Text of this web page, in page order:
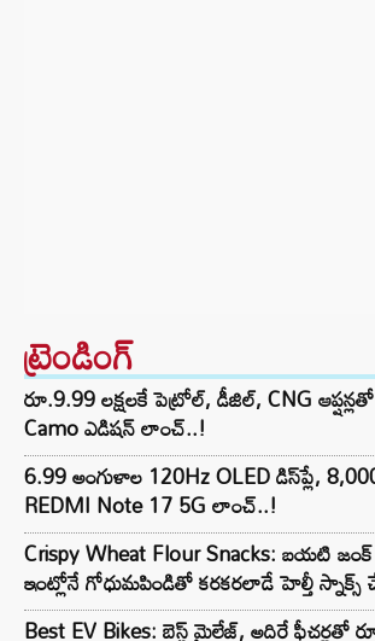
ట్రెండింగ్‌
రూ.9.99 లక్షలకే పెట్రోల్, డీజిల్, CNG
Camo ఎడిషన్ లాంచ్..!
6.99 అంగుళాల 120Hz OLED డిస్‌ప్లే,
REDMI Note 17 5G లాంచ్..!
Crispy Wheat Flour Snacks: బయటి జంక్
ఇంట్లోనే గోధుమపిండితో కరకరలాడే హెల్తీ
Best EV Bikes: బెస్ట్ మైలేజ్, అదిరే ఫీచర్లతో